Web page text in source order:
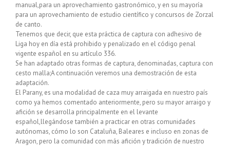
manual,para un aprovechamiento gastronómico, y en su mayoría
para un aprovechamiento de estudio científico y concursos de Zorzal
de canto.
Tenemos que decir, que esta práctica de captura con adhesivo de
Liga hoy en día está prohibido y penalizado en el código penal
vigente español en su artículo 336.
Se han adaptado otras formas de captura, denominadas, captura con
cesto malla;A continuación veremos una demostración de esta
adaptación.
El Parany, es una modalidad de caza muy arraigada en nuestro país
como ya hemos comentado anteriormente, pero su mayor arraigo y
afición se desarrolla principalmente en el levante
español,llegándose también a practicar en otras comunidades
autónomas, cómo lo son Cataluña, Baleares e incluso en zonas de
Aragon, pero la comunidad con más afición y tradición de nuestro